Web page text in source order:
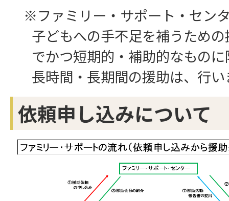
※ファミリー・サポート・セン
子どもへの手不足を補うため
でかつ短期的・補助的なもの
長時間・長期間の援助は、行
依頼申し込みについて